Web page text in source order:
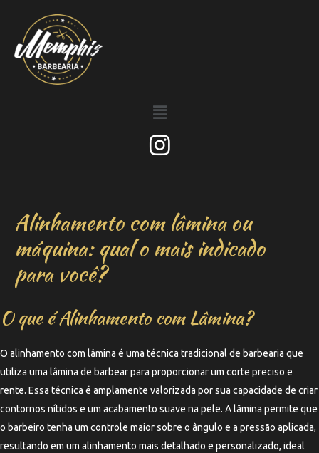
Alinhamento com lâmina ou
máquina: qual o mais indicado
para você?
O que é Alinhamento com Lâmina?
O alinhamento com lâmina é uma técnica tradicional de barbearia que
utiliza uma lâmina de barbear para proporcionar um corte preciso e
rente. Essa técnica é amplamente valorizada por sua capacidade de criar
contornos nítidos e um acabamento suave na pele. A lâmina permite que
o barbeiro tenha um controle maior sobre o ângulo e a pressão aplicada,
resultando em um alinhamento mais detalhado e personalizado, ideal